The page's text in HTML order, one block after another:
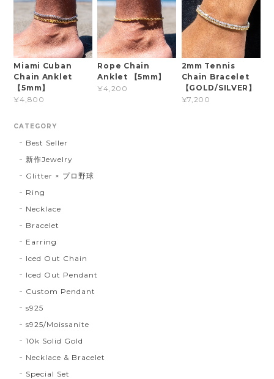
Miami Cuban
Chain Anklet
【5mm】
¥4,800
Rope Chain
Anklet 【5mm】
¥4,200
2mm Tennis
Chain Bracelet
【GOLD/SILVER】
¥7,200
CATEGORY
Best Seller
新作Jewelry
Glitter × プロ野球
Ring
Necklace
Bracelet
Earring
Iced Out Chain
Iced Out Pendant
Custom Pendant
s925
s925/Moissanite
10k Solid Gold
Necklace & Bracelet
Special Set